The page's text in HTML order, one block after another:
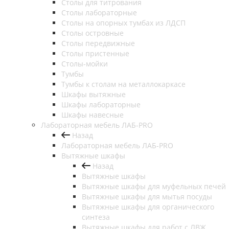
Столы для титрования
Столы лабораторные
Столы на опорных тумбах из ЛДСП
Столы островные
Столы передвижные
Столы пристенные
Столы-мойки
Тумбы
Тумбы к столам на металлокаркасе
Шкафы вытяжные
Шкафы лабораторные
Шкафы навесные
Лабораторная мебель ЛАБ-PRO
Назад
Лабораторная мебель ЛАБ-PRO
Вытяжные шкафы
Назад
Вытяжные шкафы
Вытяжные шкафы для муфельных печей
Вытяжные шкафы для мытья посуды
Вытяжные шкафы для органического
синтеза